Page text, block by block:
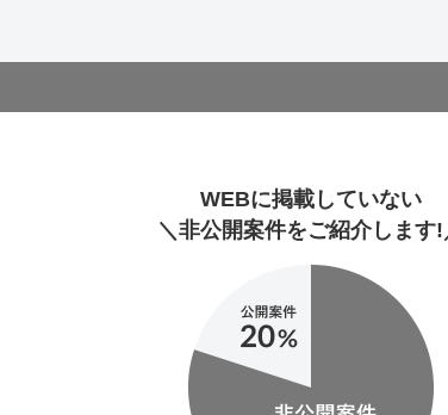
WEBに掲載していない
＼非公開案件をご紹介します!